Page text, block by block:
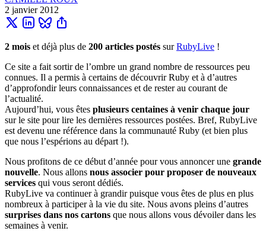
2 janvier 2012
2 mois et déjà plus de 200 articles postés surRubyLive !
Ce site a fait sortir de l’ombre un grand nombre de ressources peu
connues. Il a permis à certains de découvrir Ruby et à d’autres
d’approfondir leurs connaissances et de rester au courant de
l’actualité.
Aujourd’hui, vous êtes plusieurs centaines à venir chaque jour
sur le site pour lire les dernières ressources postées. Bref, RubyLive
est devenu une référence dans la communauté Ruby (et bien plus
que nous l’espérions au départ !).
Nous profitons de ce début d’année pour vous annoncer une grande
nouvelle. Nous allons nous associer pour proposer de nouveaux
services qui vous seront dédiés.
RubyLive va continuer à grandir puisque vous êtes de plus en plus
nombreux à participer à la vie du site. Nous avons pleins d’autres
surprises dans nos cartons que nous allons vous dévoiler dans les
semaines à venir.